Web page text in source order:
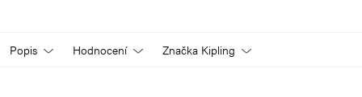
Popis Hodnocení Značka Kipling